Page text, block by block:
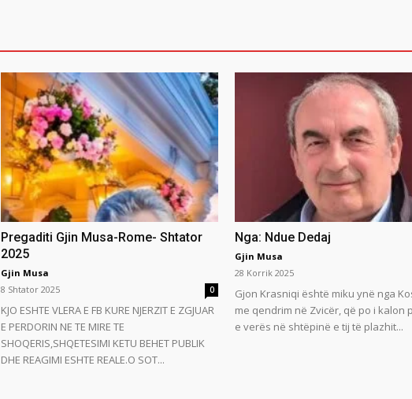
Pregaditi Gjin Musa-Rome- Shtator
2025
Gjin Musa
8 Shtator 2025
0
KJO ESHTE VLERA E FB KURE NJERZIT E ZGJUAR
E PERDORIN NE TE MIRE TE
SHOQERIS,SHQETESIMI KETU BEHET PUBLIK
DHE REAGIMI ESHTE REALE.O SOT...
Nga: Ndue Dedaj
Gjin Musa
28 Korrik 2025
Gjon Krasniqi është miku ynë nga
me qendrim në Zvicër, që po i kalon
e verës në shtëpinë e tij të plazhit...